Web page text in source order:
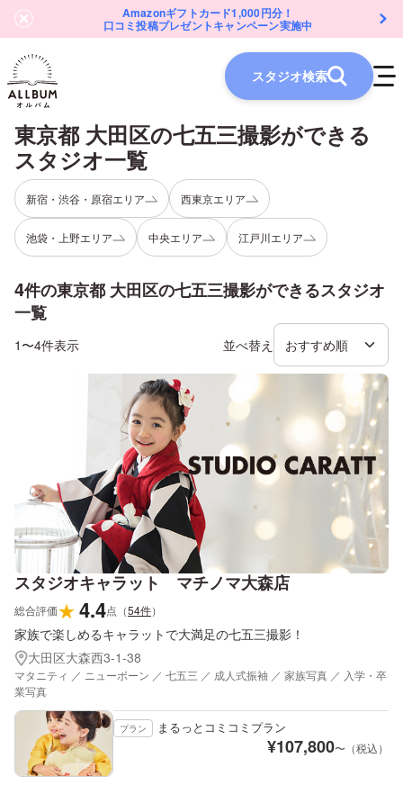
Amazonギフトカード1,000円分！
口コミ投稿プレゼントキャンペーン実施中
スタジオ検索
東京都 大田区の七五三撮影ができる
スタジオ一覧
新宿・渋谷・原宿エリア 西東京エリア
池袋・上野エリア 中央エリア 江戸川エリア
4件の東京都 大田区の七五三撮影ができるスタジオ
一覧
1〜4件表示 並べ替え
スタジオキャラット マチノマ大森店
総合評価★4.4点 （54件）
家族で楽しめるキャラットで大満足の七五三撮影！
大田区大森西3-1-38
マタニティ ／ ニューボーン ／ 七五三 ／ 成人式振袖 ／ 家族写真 ／ 入学・卒
業写真
プラン まるっとコミコミプラン
¥107,800〜（税込）